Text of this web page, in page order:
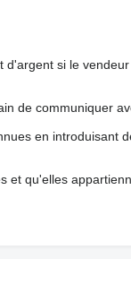
si le
de communiquer
en introduisant
et qu'elles